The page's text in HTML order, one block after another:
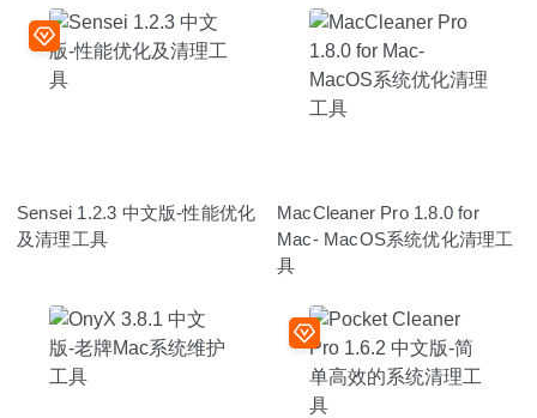
Sensei 1.2.3 中文版-性能优化
及清理工具
MacCleaner Pro 1.8.0 for
Mac- MacOS系统优化清理工
具